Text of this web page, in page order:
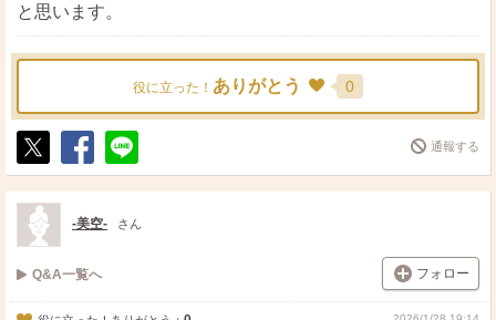
と思います。
役に立った！ ありがとう 0
ポ
ス
ト
シ
ェ
送
る
通報する
-美空- さん
Q&A一覧へ フォロー